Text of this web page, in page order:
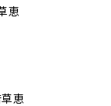
恵
恵